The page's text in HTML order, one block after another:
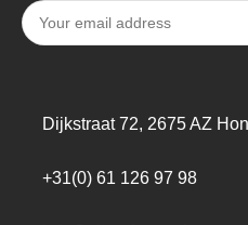
Dijkstraat 72, 2675 AZ
+31(0) 61 126 97 98